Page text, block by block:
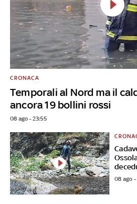
Temporali al Nord ma il
ancora 19 bollini rossi
CRONACA
08 ago - 23:55
08 ago -